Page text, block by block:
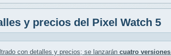
y precios del Pixel Watch 5
con detalles y precios; se lanzarán cuatro versiones